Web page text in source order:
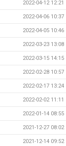
2022-04-12 12:21
2022-04-06 10:37
2022-04-05 10:46
2022-03-23 13:08
2022-03-15 14:15
2022-02-28 10:57
2022-02-17 13:24
2022-02-02 11:11
2022-01-14 08:55
2021-12-27 08:02
2021-12-14 09:52